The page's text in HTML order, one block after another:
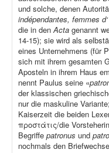
und solche, denen
indépendantes, femmes
die in denActa genannt
14-15); sie wird als
eines Unternehmens (für
sich mit ihrem gesamten
Aposteln in ihrem Haus
nennt Paulus seine «
der klassischen
nur die maskuline
Kaiserzeit die beiden
προστάτις/die
Begriffe patronus und
nochmals den